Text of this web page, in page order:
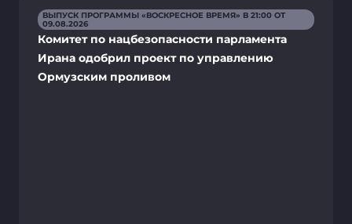
ВЫПУСК ПРОГРАММЫ «ВОСКРЕСНОЕ ВРЕМЯ» В 21:00 ОТ
09.08.2026
Комитет по нацбезопасности парламента
Ирана одобрил проект по управлению
Ормузским проливом